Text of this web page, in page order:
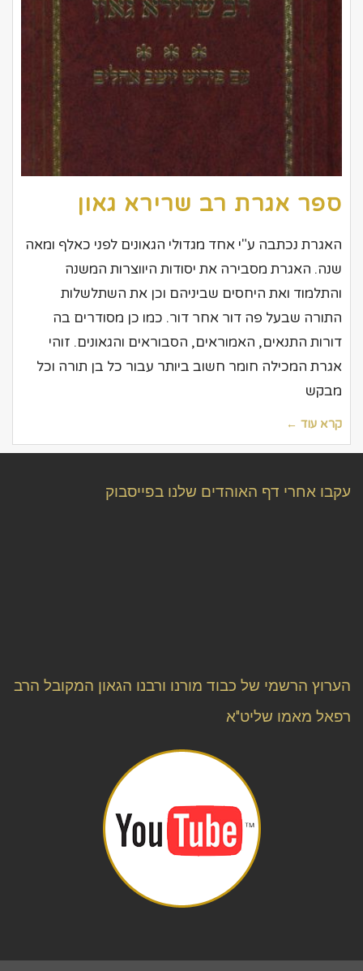
ספר אגרת רב שרירא גאון
האגרת נכתבה ע"י אחד מגדולי הגאונים לפני כאלף ומאה
שנה. האגרת מסבירה את יסודות היווצרות המשנה
והתלמוד ואת היחסים שביניהם וכן את השתלשלות
התורה שבעל פה דור אחר דור. כמו כן מסודרים בה
דורות התנאים, האמוראים, הסבוראים והגאונים. זוהי
אגרת המכילה חומר חשוב ביותר עבור כל בן תורה וכל
מבקש
קרא עוד ←
עקבו אחרי דף האוהדים שלנו בפייסבוק
הערוץ הרשמי של כבוד מורנו ורבנו הגאון המקובל הרב
רפאל מאמו שליט"א